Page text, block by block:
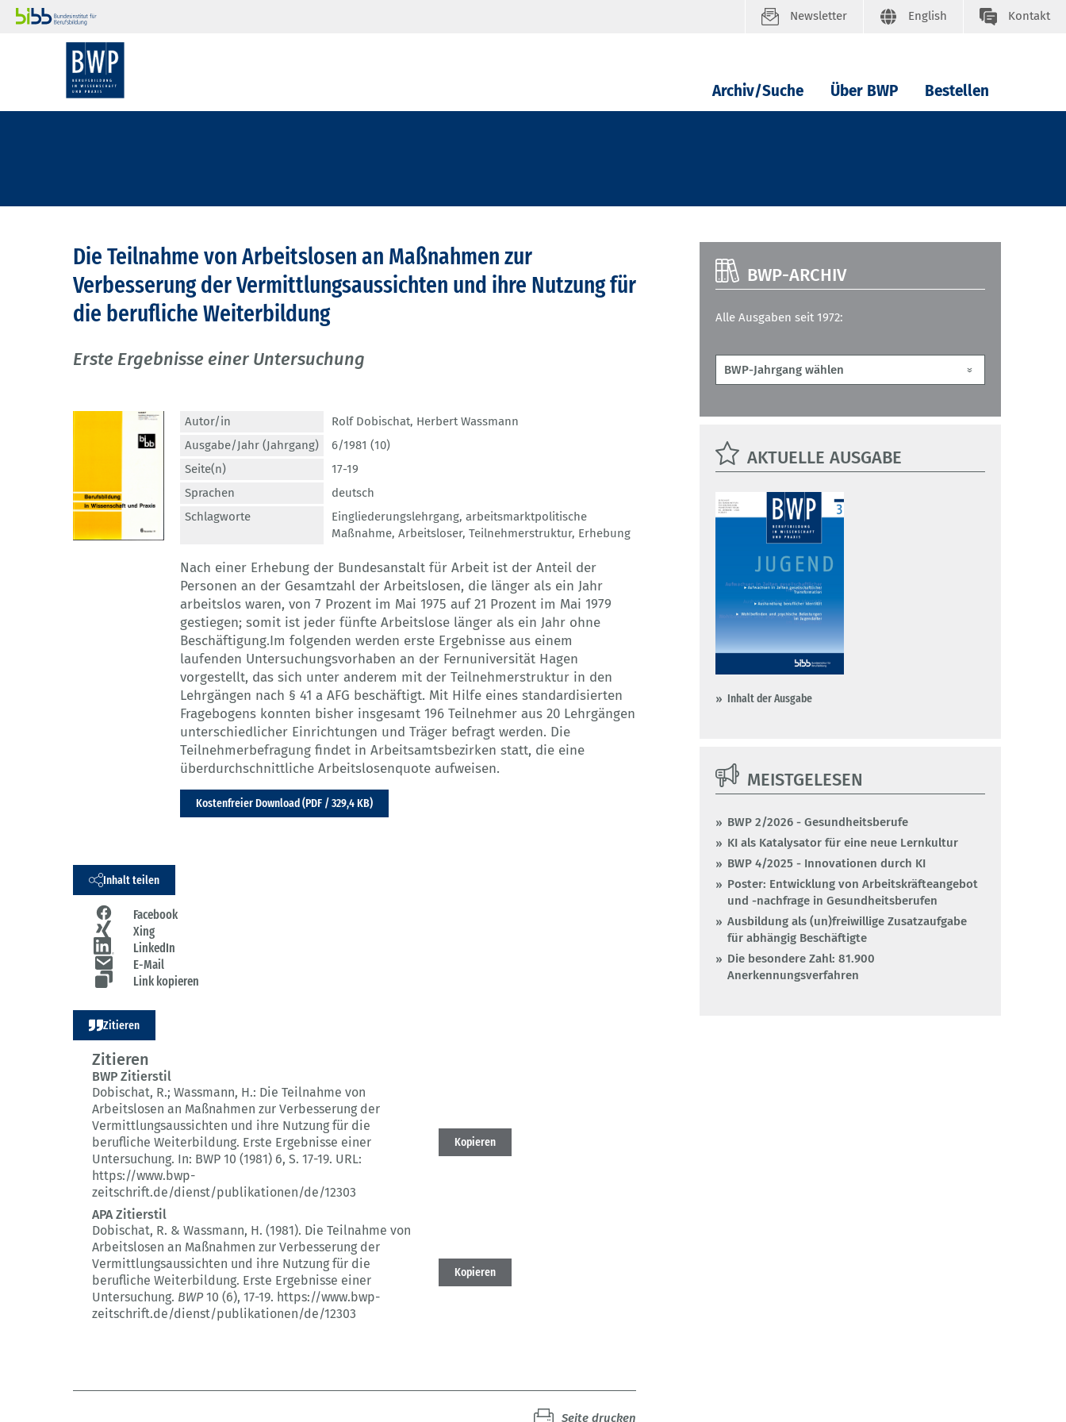
Newsletter English Kontakt
Archiv/Suche Über BWP Bestellen
Die Teilnahme von Arbeitslosen an Maßnahmen zur
Verbesserung der Vermittlungsaussichten und ihre Nutzung für
die berufliche Weiterbildung
Erste Ergebnisse einer Untersuchung
Autor/in Rolf Dobischat, Herbert Wassmann
Ausgabe/Jahr (Jahrgang)
6/1981 (10)
Seite(n)
17-19
Sprachen
deutsch
Schlagworte
Eingliederungslehrgang, arbeitsmarktpolitische
Maßnahme, Arbeitsloser, Teilnehmerstruktur, Erhebung
Nach einer Erhebung der Bundesanstalt für Arbeit ist der Anteil der
Personen an der Gesamtzahl der Arbeitslosen, die länger als ein Jahr
arbeitslos waren, von 7 Prozent im Mai 1975 auf 21 Prozent im Mai 1979
gestiegen; somit ist jeder fünfte Arbeitslose länger als ein Jahr ohne
Beschäftigung.Im folgenden werden erste Ergebnisse aus einem
laufenden Untersuchungsvorhaben an der Fernuniversität Hagen
vorgestellt, das sich unter anderem mit der Teilnehmerstruktur in den
Lehrgängen nach § 41 a AFG beschäftigt. Mit Hilfe eines standardisierten
Fragebogens konnten bisher insgesamt 196 Teilnehmer aus 20 Lehrgängen
unterschiedlicher Einrichtungen und Träger befragt werden. Die
Teilnehmerbefragung findet in Arbeitsamtsbezirken statt, die eine
überdurchschnittliche Arbeitslosenquote aufweisen.
Kostenfreier Download (PDF / 329,4 KB)
Inhalt teilen
Facebook
Xing
LinkedIn
E-Mail
Link kopieren
Zitieren
Zitieren
BWP Zitierstil
Dobischat, R.; Wassmann, H.: Die Teilnahme von
Arbeitslosen an Maßnahmen zur Verbesserung der
Vermittlungsaussichten und ihre Nutzung für die
berufliche Weiterbildung. Erste Ergebnisse einer
Untersuchung. In: BWP 10 (1981) 6, S. 17-19. URL:
https://www.bwp-
zeitschrift.de/dienst/publikationen/de/12303
Kopieren
APA Zitierstil
Dobischat, R. & Wassmann, H. (1981). Die Teilnahme von
Arbeitslosen an Maßnahmen zur Verbesserung der
Vermittlungsaussichten und ihre Nutzung für die
berufliche Weiterbildung. Erste Ergebnisse einer
Untersuchung. BWP10 (6), 17-19. https://www.bwp-
zeitschrift.de/dienst/publikationen/de/12303
Kopieren
Seite drucken
BWP-ARCHIV
Alle Ausgaben seit 1972:
AKTUELLE AUSGABE
Inhalt der Ausgabe
MEISTGELESEN
BWP 2/2026 - Gesundheitsberufe
KI als Katalysator für eine neue Lernkultur
BWP 4/2025 - Innovationen durch KI
Poster: Entwicklung von Arbeitskräfteangebot
und -nachfrage in Gesundheitsberufen
Ausbildung als (un)freiwillige Zusatzaufgabe
für abhängig Beschäftigte
Die besondere Zahl: 81.900
Anerkennungsverfahren